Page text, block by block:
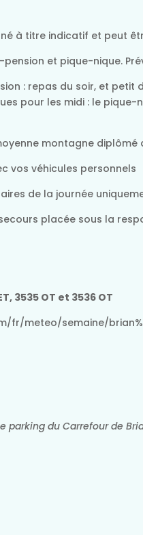
à titre indicatif et peut
pension et pique-nique.
: repas du soir, et
pour les midi : le
montagne diplômé
vos véhicules personnels
de la journée
placée sous la
3535 OT et 3536 OT
fr/meteo/semaine/
parking du Carrefour de